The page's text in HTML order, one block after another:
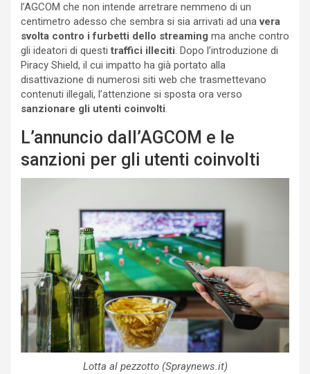
l’AGCOM che non intende arretrare nemmeno di un
centimetro adesso che sembra si sia arrivati ad unavera
svolta contro i furbetti dello streaming ma anche contro
gli ideatori di questi traffici illeciti. Dopo l’introduzione di
Piracy Shield, il cui impatto ha già portato alla
disattivazione di numerosi siti web che trasmettevano
contenuti illegali, l’attenzione si sposta ora verso
sanzionare gli utenti coinvolti.
L’annuncio dall’AGCOM e le
sanzioni per gli utenti coinvolti
Lotta al pezzotto (Spraynews.it)